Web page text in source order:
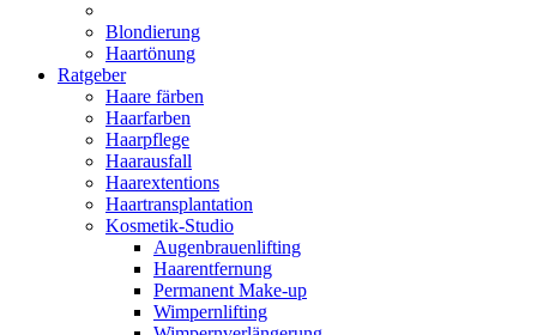
Blondierung
Haartönung
Ratgeber
Haare färben
Haarfarben
Haarpflege
Haarausfall
Haarextentions
Haartransplantation
Kosmetik-Studio
Augenbrauenlifting
Haarentfernung
Permanent Make-up
Wimpernlifting